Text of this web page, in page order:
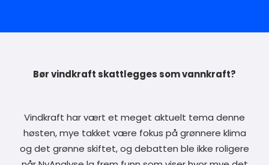
Bør vindkraft skattlegges som vannkraft?
Vindkraft har vært et meget aktuelt tema denne
høsten, mye takket være fokus på grønnere klima
og det grønne skiftet, og debatten ble ikke roligere